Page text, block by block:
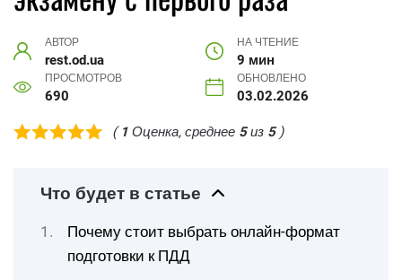
АВТОР
rest.od.ua
НА ЧТЕНИЕ
9 мин
ПРОСМОТРОВ
690
ОБНОВЛЕНО
03.02.2026
( 1 Оценка, среднее 5из 5)
Что будет в статье
Почему стоит выбрать онлайн-формат
подготовки к ПДД